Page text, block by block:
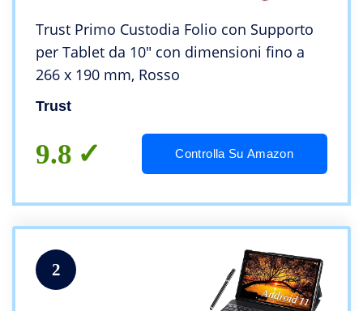
Trust Primo Custodia Folio con Supporto
per Tablet da 10″ con dimensioni fino a
266 x 190 mm, Rosso
Trust
9.8 Controlla Su Amazon
2